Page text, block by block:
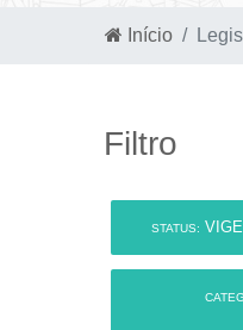
Início
Filtro
STATUS: